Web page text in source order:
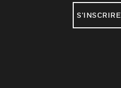
S'INSCRIRE